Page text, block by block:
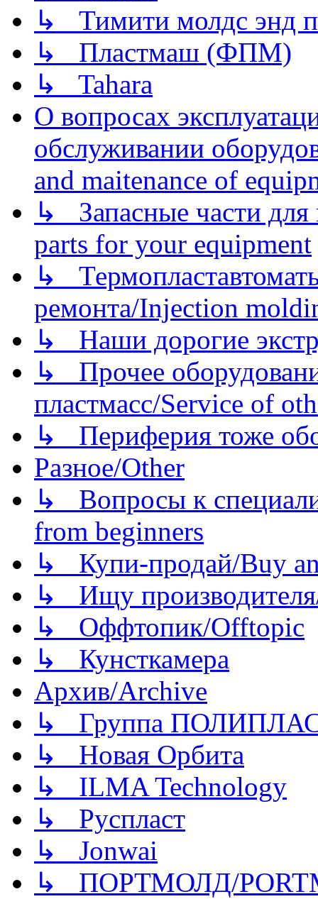
↳ Тимити молдс энд
↳ Пластмаш (ФПМ)
↳ Tahara
О вопросах
обслуживании
and maitenance of
↳ Запасные части для
parts for your equipment
↳
ремонта/Injection
↳ Наши дорогие
↳ Прочее
пластмасс/Service of
↳ Периферия тоже
Разное/Other
↳ Вопросы к
from beginners
↳ Купи-продай/Buy
↳ Ищу
↳ Оффтопик/Offtopic
↳ Кунсткамера
Архив/Archive
↳ Группа
↳ Новая Орбита
↳ ILMA Technology
↳ Руспласт
↳ Jonwai
↳ ПОРТМОЛД/